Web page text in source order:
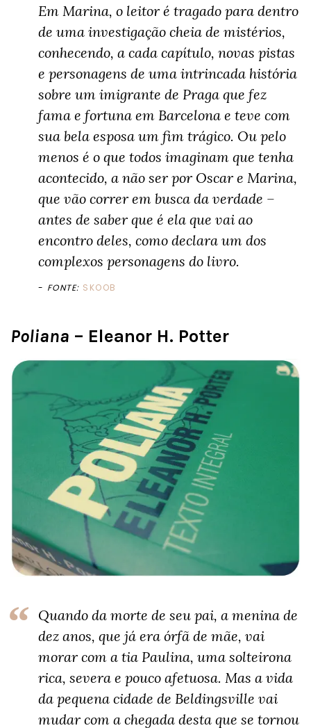
Em Marina, o leitor é tragado para dentro
de uma investigação cheia de mistérios,
conhecendo, a cada capítulo, novas pistas
e personagens de uma intrincada história
sobre um imigrante de Praga que fez
fama e fortuna em Barcelona e teve com
sua bela esposa um fim trágico. Ou pelo
menos é o que todos imaginam que tenha
acontecido, a não ser por Oscar e Marina,
que vão correr em busca da verdade –
antes de saber que é ela que vai ao
encontro deles, como declara um dos
complexos personagens do livro.
FONTE: SKOOB
Poliana – Eleanor H. Potter
Quando da morte de seu pai, a menina de
dez anos, que já era órfã de mãe, vai
morar com a tia Paulina, uma solteirona
rica, severa e pouco afetuosa. Mas a vida
da pequena cidade de Beldingsville vai
mudar com a chegada desta que se tornou